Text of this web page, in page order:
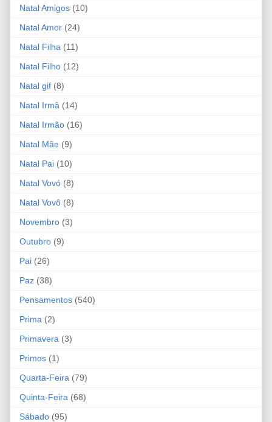
Natal Amigos (10)
Natal Amor (24)
Natal Filha (11)
Natal Filho (12)
Natal gif (8)
Natal Irmã (14)
Natal Irmão (16)
Natal Mãe (9)
Natal Pai (10)
Natal Vovó (8)
Natal Vovô (8)
Novembro (3)
Outubro (9)
Pai (26)
Paz (38)
Pensamentos (540)
Prima (2)
Primavera (3)
Primos (1)
Quarta-Feira (79)
Quinta-Feira (68)
Sábado (95)